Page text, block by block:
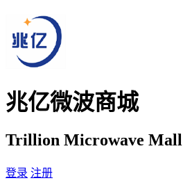
兆亿微波商城
Trillion Microwave Mall
登录 注册